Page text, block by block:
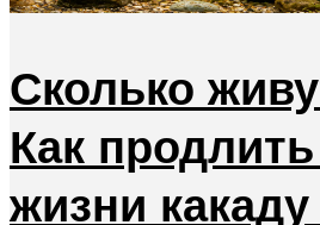
Сколько
Как
жизни